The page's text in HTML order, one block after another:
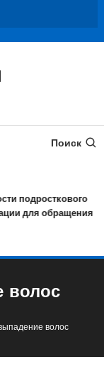
Поиск
подросткового
для обращения
волос
волос